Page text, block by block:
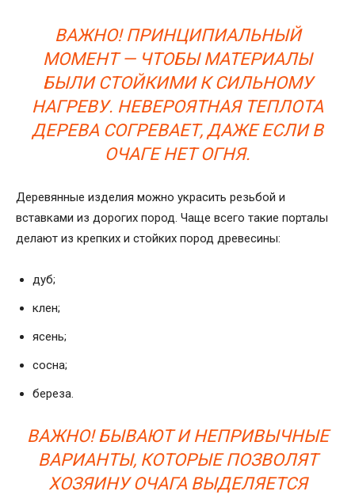
ВАЖНО! ПРИНЦИПИАЛЬНЫЙ
МОМЕНТ — ЧТОБЫ МАТЕРИАЛЫ
БЫЛИ СТОЙКИМИ К СИЛЬНОМУ
НАГРЕВУ. НЕВЕРОЯТНАЯ ТЕПЛОТА
ДЕРЕВА СОГРЕВАЕТ, ДАЖЕ ЕСЛИ В
ОЧАГЕ НЕТ ОГНЯ.
Деревянные изделия можно украсить резьбой и
вставками из дорогих пород. Чаще всего такие порталы
делают из крепких и стойких пород древесины:
дуб;
клен;
ясень;
сосна;
береза.
ВАЖНО! БЫВАЮТ И НЕПРИВЫЧНЫЕ
ВАРИАНТЫ, КОТОРЫЕ ПОЗВОЛЯТ
ХОЗЯИНУ ОЧАГА ВЫДЕЛЯЕТСЯ